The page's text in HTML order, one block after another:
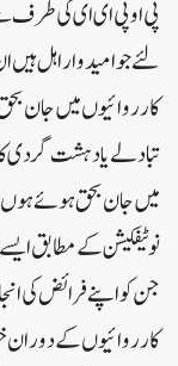
پی او پی ای ای کی طرف
لئے جو امید وار اہل ہیں
کارروائیوں میں جان
تبادلے یا دہشت گردی
میں جان بحق ہوئے
نوٹیفکیشن کے مطابق
جن کو اپنے فرائض کی
کارروائیوں کے